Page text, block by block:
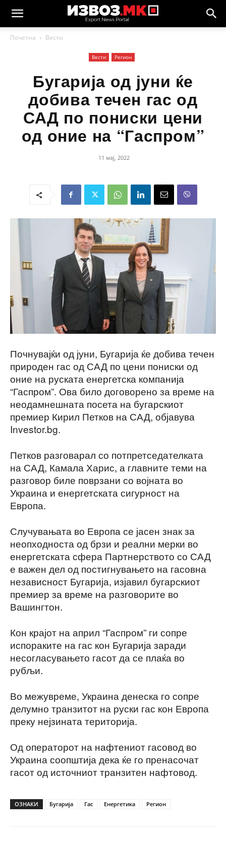
Почетна Вести
Вести Регион
Бугарија од јуни ќе
добива течен гас од
САД по пониски цени
од оние на “Гаспром”
11 мај, 2022
Почнувајќи од јуни, Бугарија ќе добива течен
природен гас од САД по цени пониски од
оние на руската енергетска компанија
“Гаспром”. Ова било договорено за време на
неодамнешната посета на бугарскиот
премиер Кирил Петков на САД, објавува
Investor.bg.
Петков разговарал со потпретседателката
на САД, Камала Харис, а главните теми на
разговор биле поврзани со војната во
Украина и енергетската сигурност на
Европа.
Случувањата во Европа се јасен знак за
неопходноста од брзи и реални мерки во
енергетската сфера Партнерството со САД
е важен дел од постигнувањето на гасовна
независност Бугарија, изјавил бугарскиот
премиер за време на разговорите во
Вашингтон.
Кон крајот на април “Гаспром” ги сопре
испораките на гас кон Бугарија заради
несогласувањето гасот да се плаќа во
рубљи.
Во межувреме, Украина денеска го сопре
делумно транзитот на руски гас кон Европа
преку нејзината територија.
Од операторот на нафтениот гасовод во
Украина соопштија дека ќе го пренасочат
гасот од источниот транзитен нафтовод.
ОЗНАКИ Бугарија Гас Енергетика Регион